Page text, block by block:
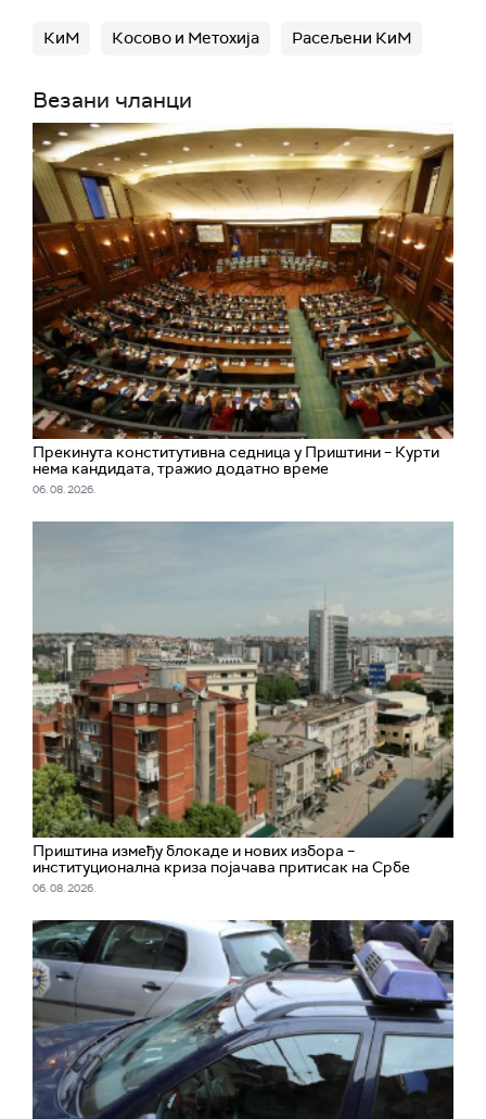
КиМ Косово и Метохија Расељени КиМ
Везани чланци
Прекинута конститутивна седница у Приштини – Курти
нема кандидата, тражио додатно време
06. 08. 2026.
Приштина између блокаде и нових избора –
институционална криза појачава притисак на Србе
06. 08. 2026.